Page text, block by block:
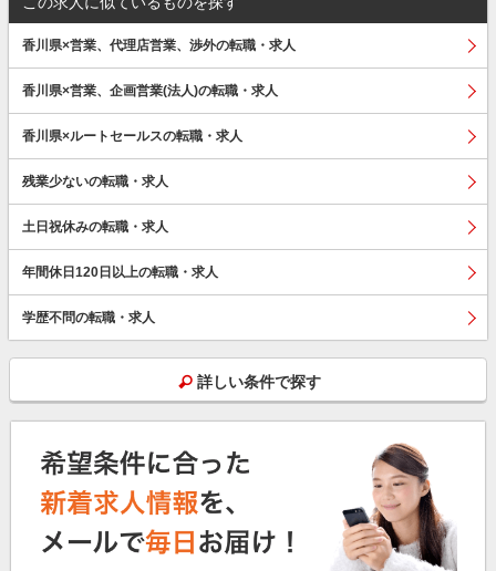
香川県×営業、代理店営業、渉外の転職・求人
香川県×営業、企画営業(法人)の転職・求人
香川県×ルートセールスの転職・求人
残業少ないの転職・求人
土日祝休みの転職・求人
年間休日120日以上の転職・求人
学歴不問の転職・求人
詳しい条件で探す